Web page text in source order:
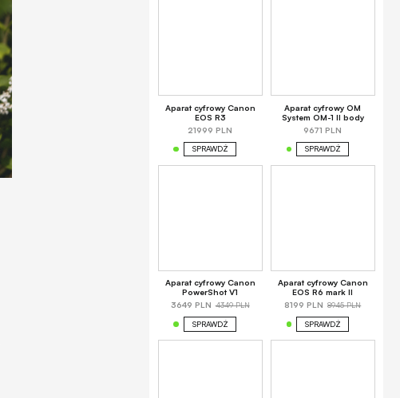
Aparat cyfrowy Canon
EOS R3
21999 PLN
SPRAWDŹ
Aparat cyfrowy OM
System OM-1 II body
9671 PLN
SPRAWDŹ
Aparat cyfrowy Canon
PowerShot V1
3649 PLN 4349 PLN
SPRAWDŹ
Aparat cyfrowy Canon
EOS R6 mark II
8199 PLN 8945 PLN
SPRAWDŹ